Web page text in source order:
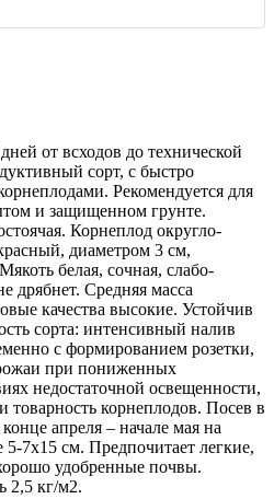
от всходов до технической
сорт, с быстро
Рекомендуется для
и защищенном грунте.
Корнеплод округло-
диаметром 3 см,
белая, сочная, слабо-
дрябнет. Средняя масса
качества высокие. Устойчив
сорта: интенсивный налив
с формированием розетки,
при пониженных
недостаточной освещенности,
товарность корнеплодов. Посев в
апреля – начале мая на
5-7x15 см. Предпочитает легкие,
удобренные почвы.
2,5 кг/м2.